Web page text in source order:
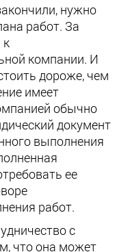
нужно
работ. За
компании. И
дороже, чем
имеет
обычно
документ
выполнения
ее
работ.
с
что она может